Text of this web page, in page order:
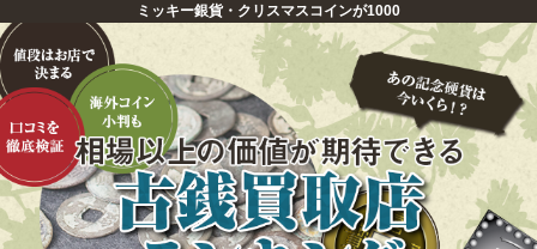
ミッキー銀貨・クリスマスコインが1000